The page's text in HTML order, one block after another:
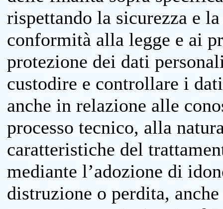
rispettando la sicurezza e
conformità alla legge e ai
protezione dei dati
custodire e controllare i
anche in relazione alle
processo tecnico, alla
caratteristiche del
mediante l’adozione di
distruzione o perdita,